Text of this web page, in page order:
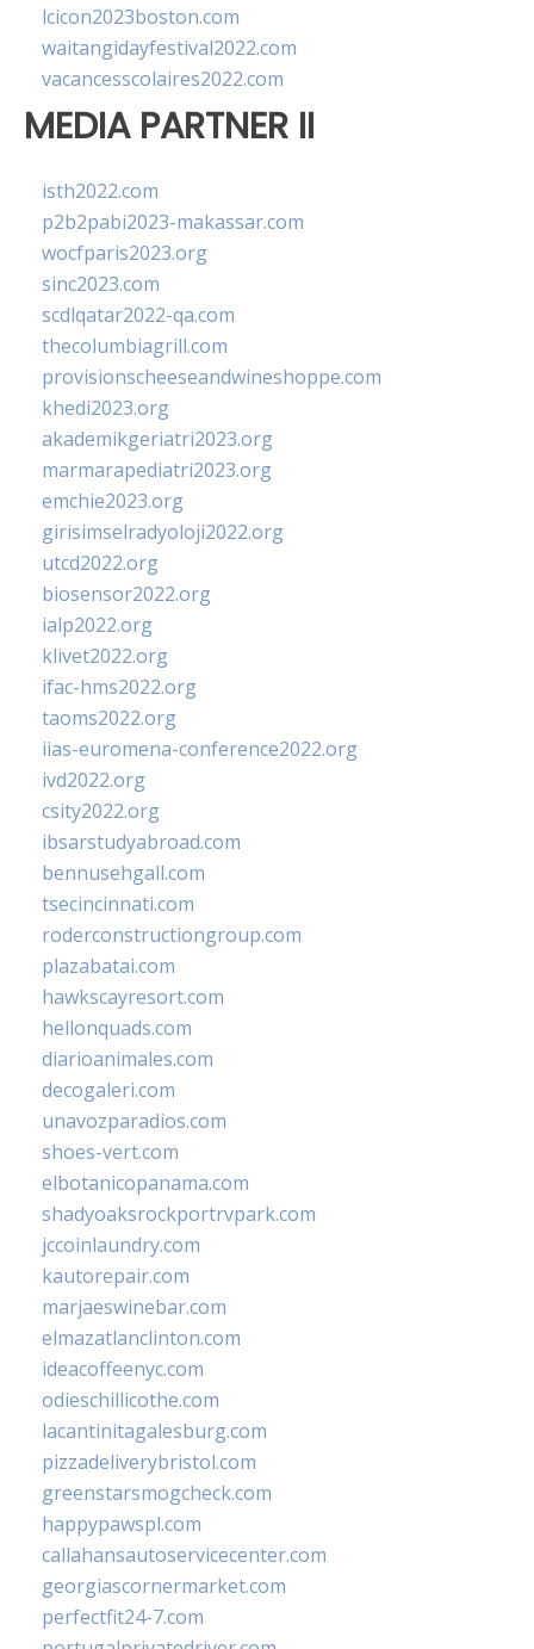
lcicon2023boston.com
waitangidayfestival2022.com
vacancesscolaires2022.com
MEDIA PARTNER II
isth2022.com
p2b2pabi2023-makassar.com
wocfparis2023.org
sinc2023.com
scdlqatar2022-qa.com
thecolumbiagrill.com
provisionscheeseandwineshoppe.com
khedi2023.org
akademikgeriatri2023.org
marmarapediatri2023.org
emchie2023.org
girisimselradyoloji2022.org
utcd2022.org
biosensor2022.org
ialp2022.org
klivet2022.org
ifac-hms2022.org
taoms2022.org
iias-euromena-conference2022.org
ivd2022.org
csity2022.org
ibsarstudyabroad.com
bennusehgall.com
tsecincinnati.com
roderconstructiongroup.com
plazabatai.com
hawkscayresort.com
hellonquads.com
diarioanimales.com
decogaleri.com
unavozparadios.com
shoes-vert.com
elbotanicopanama.com
shadyoaksrockportrvpark.com
jccoinlaundry.com
kautorepair.com
marjaeswinebar.com
elmazatlanclinton.com
ideacoffeenyc.com
odieschillicothe.com
lacantinitagalesburg.com
pizzadeliverybristol.com
greenstarsmogcheck.com
happypawspl.com
callahansautoservicecenter.com
georgiascornermarket.com
perfectfit24-7.com